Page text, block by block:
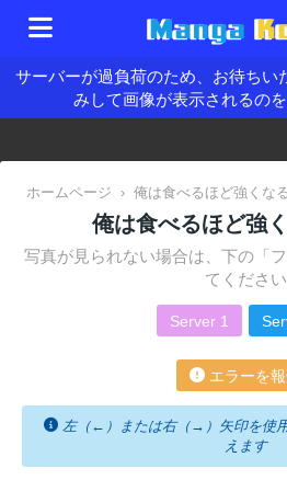
サーバーが過負荷のため、お待ちい
みして画像が表示されるのを
ホームページ › 俺は食べるほど強くな
俺は食べるほど強
写真が見られない場合は、下の「
てください
Server 1
エラーを
左（←）または右（→）矢印を使
えます